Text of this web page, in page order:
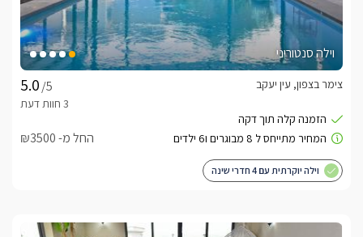
וילה סנטוריני
/5
צימר בצפון, עין יעקב
החל מ- ₪3500
וילה יוקרתית עם 4 חדרי שינה